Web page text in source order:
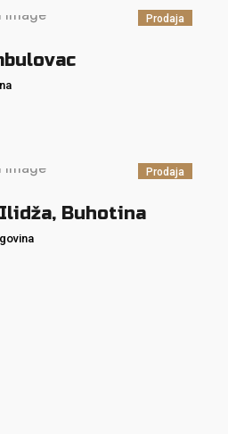
Prodaja
Prodaja
Buhotina